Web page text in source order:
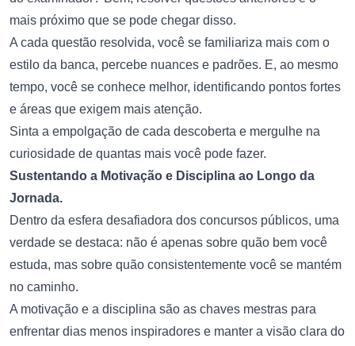
mais próximo que se pode chegar disso.
A cada questão resolvida, você se familiariza mais com o
estilo da banca, percebe nuances e padrões. E, ao mesmo
tempo, você se conhece melhor, identificando pontos fortes
e áreas que exigem mais atenção.
Sinta a empolgação de cada descoberta e mergulhe na
curiosidade de quantas mais você pode fazer.
Sustentando a Motivação e Disciplina ao Longo da
Jornada.
Dentro da esfera desafiadora dos concursos públicos, uma
verdade se destaca: não é apenas sobre quão bem você
estuda, mas sobre quão consistentemente você se mantém
no caminho.
A motivação e a disciplina são as chaves mestras para
enfrentar dias menos inspiradores e manter a visão clara do